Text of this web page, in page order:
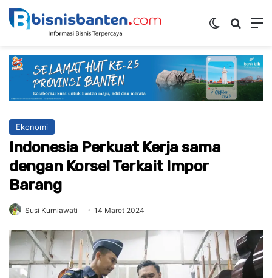
Switch skin
Ekonomi
Indonesia Perkuat Kerja sama
dengan Korsel Terkait Impor
Barang
Susi Kurniawati 14 Maret 2024